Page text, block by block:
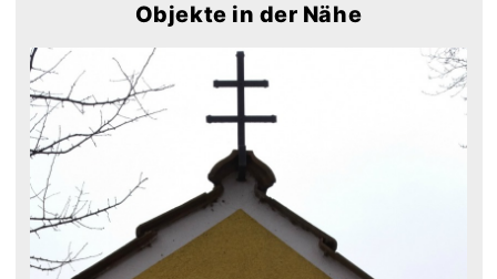
Objekte in der Nähe